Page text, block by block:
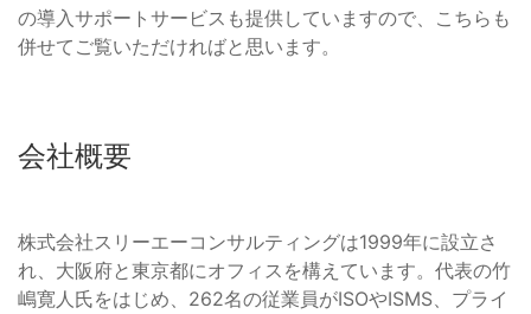
の導入サポートサービスも提供していますので、こちらも
併せてご覧いただければと思います。
会社概要
株式会社スリーエーコンサルティングは1999年に設立さ
れ、大阪府と東京都にオフィスを構えています。代表の竹
嶋寛人氏をはじめ、262名の従業員がISOやISMS、プライ